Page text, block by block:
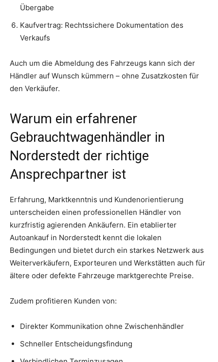
Übergabe
Kaufvertrag: Rechtssichere Dokumentation des
Verkaufs
Auch um die Abmeldung des Fahrzeugs kann sich der
Händler auf Wunsch kümmern – ohne Zusatzkosten für
den Verkäufer.
Warum ein erfahrener
Gebrauchtwagenhändler in
Norderstedt der richtige
Ansprechpartner ist
Erfahrung, Marktkenntnis und Kundenorientierung
unterscheiden einen professionellen Händler von
kurzfristig agierenden Ankäufern. Ein etablierter
Autoankauf in Norderstedt kennt die lokalen
Bedingungen und bietet durch ein starkes Netzwerk aus
Weiterverkäufern, Exporteuren und Werkstätten auch für
ältere oder defekte Fahrzeuge marktgerechte Preise.
Zudem profitieren Kunden von:
Direkter Kommunikation ohne Zwischenhändler
Schneller Entscheidungsfindung